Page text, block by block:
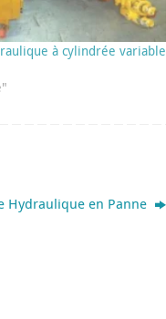
à cylindrée variable
Hydraulique en Panne